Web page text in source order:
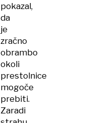
pokazal,
da
je
zračno
obrambo
okoli
prestolnice
mogoče
prebiti.
Zaradi